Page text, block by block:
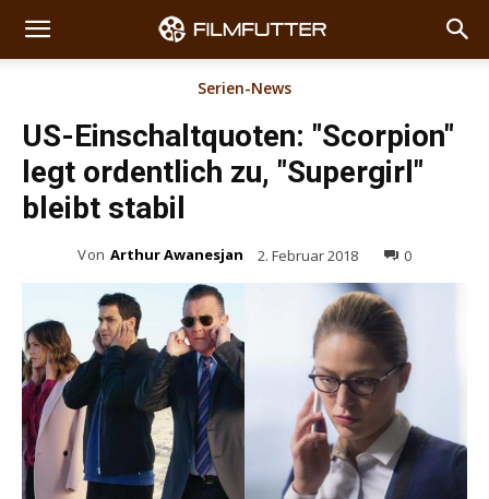
Serien-News
US-Einschaltquoten: "Scorpion"
legt ordentlich zu, "Supergirl"
bleibt stabil
Von Arthur Awanesjan 2. Februar 2018 0